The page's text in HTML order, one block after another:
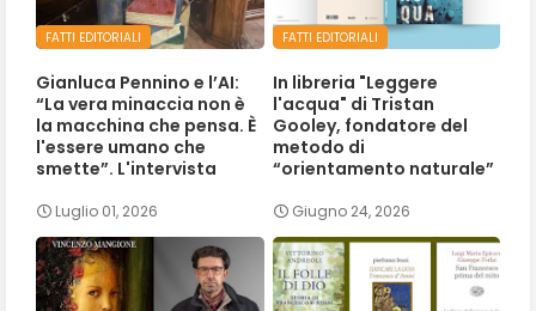
FATTI EDITORIALI
Gianluca Pennino e l’AI:
“La vera minaccia non è
la macchina che pensa. È
l'essere umano che
smette”. L'intervista
Luglio 01, 2026
FATTI EDITORIALI
In libreria "Leggere
l'acqua" di Tristan
Gooley, fondatore del
metodo di
“orientamento naturale”
Giugno 24, 2026